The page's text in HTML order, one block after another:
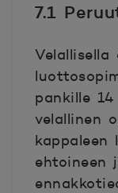
7.1
pankille
velallinen
kappaleen
ehtoineen